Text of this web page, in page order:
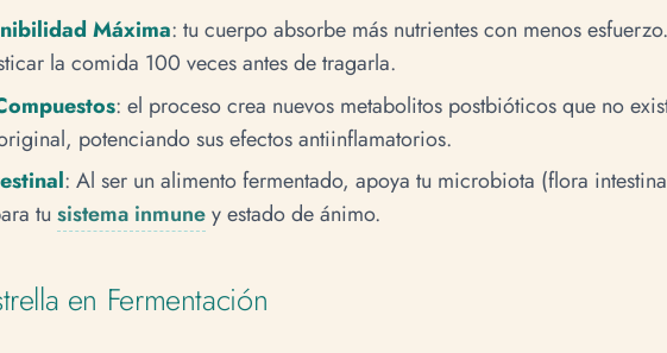
Máxima: tu cuerpo absorbe más nutrientes con menos
la comida 100 veces antes de tragarla.
: el proceso crea nuevos metabolitos postbióticos que no
potenciando sus efectos antiinflamatorios.
: Al ser un alimento fermentado, apoya tu microbiota (flora
tu sistema inmuney estado de ánimo.
en Fermentación